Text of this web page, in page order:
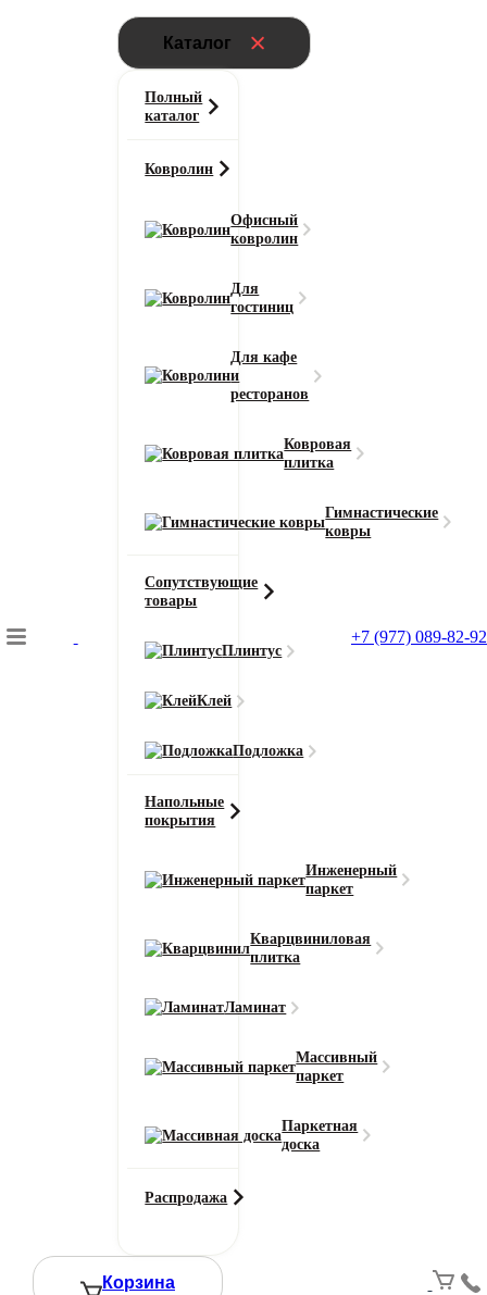
Каталог
Полный
каталог
Ковролин
Офисный
ковролин
Для
гостиниц
Для кафе
и
ресторанов
Ковровая
плитка
Гимнастические
ковры
Сопутствующие
товары
Плинтус
Клей
Подложка
Напольные
покрытия
Инженерный
паркет
Кварцвиниловая
плитка
Ламинат
Массивный
паркет
Паркетная
доска
Распродажа
+7 (977) 089-82-92
Корзина
Главная
Ковролин Новотекс (Ковротекс) Виктория 01-6003
Виктория 01-6003
Область применения